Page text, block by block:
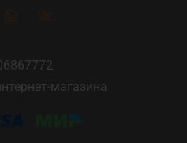
магазина